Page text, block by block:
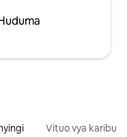
Vituo vya karibu